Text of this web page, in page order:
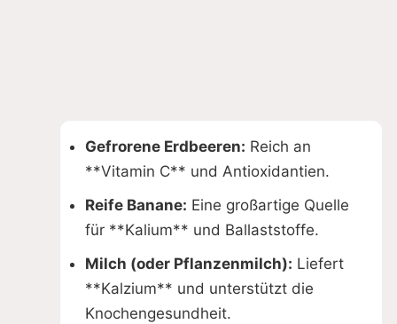
Gefrorene Erdbeeren: Reich an
**Vitamin C** und Antioxidantien.
Reife Banane: Eine großartige Quelle
für **Kalium** und Ballaststoffe.
Milch (oder Pflanzenmilch): Liefert
**Kalzium** und unterstützt die
Knochengesundheit.